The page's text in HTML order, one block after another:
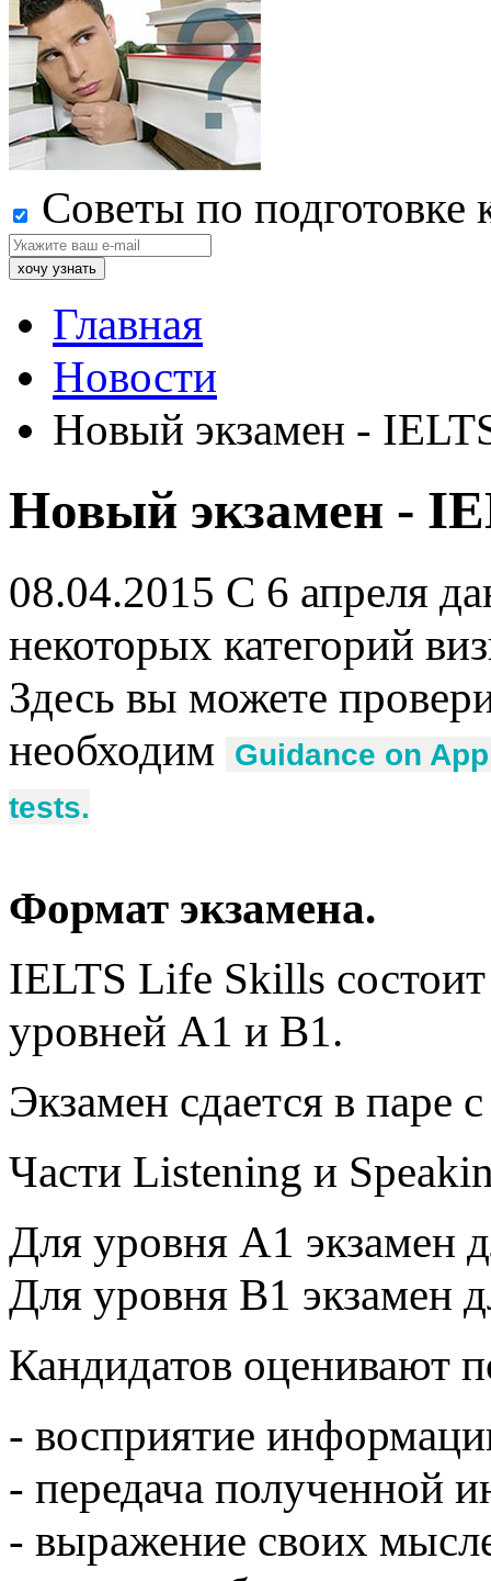
Советы по подготовке
Главная
Новости
Новый экзамен -
Новый экзамен -
08.04.2015 С 6 апреля
некоторых категорий
Здесь вы можете
необходим
Guidance on
tests.
Формат экзамена.
IELTS Life Skills
уровней A1 и B1.
Экзамен сдается в паре
Части Listening и
Для уровня A1 экзамен
Для уровня B1 экзамен
Кандидатов оценивают
- восприятие
- передача полученной
- выражение своих